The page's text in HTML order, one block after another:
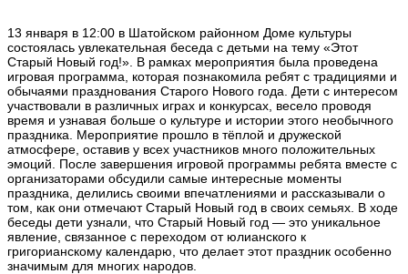
13 января в 12:00 в Шатойском районном Доме культуры
состоялась увлекательная беседа с детьми на тему «Этот
Старый Новый год!». В рамках мероприятия была проведена
игровая программа, которая познакомила ребят с традициями и
обычаями празднования Старого Нового года. Дети с интересом
участвовали в различных играх и конкурсах, весело проводя
время и узнавая больше о культуре и истории этого необычного
праздника. Мероприятие прошло в тёплой и дружеской
атмосфере, оставив у всех участников много положительных
эмоций. После завершения игровой программы ребята вместе с
организаторами обсудили самые интересные моменты
праздника, делились своими впечатлениями и рассказывали о
том, как они отмечают Старый Новый год в своих семьях. В ходе
беседы дети узнали, что Старый Новый год — это уникальное
явление, связанное с переходом от юлианского к
григорианскому календарю, что делает этот праздник особенно
значимым для многих народов.